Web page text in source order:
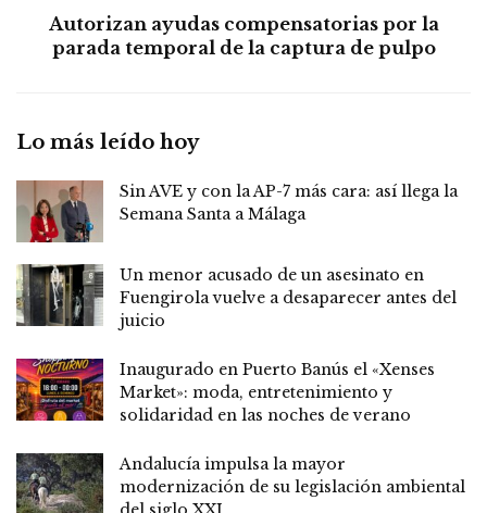
Autorizan ayudas compensatorias por la
parada temporal de la captura de pulpo
Lo más leído hoy
Sin AVE y con la AP-7 más cara: así llega la
Semana Santa a Málaga
Un menor acusado de un asesinato en
Fuengirola vuelve a desaparecer antes del
juicio
Inaugurado en Puerto Banús el «Xenses
Market»: moda, entretenimiento y
solidaridad en las noches de verano
Andalucía impulsa la mayor
modernización de su legislación ambiental